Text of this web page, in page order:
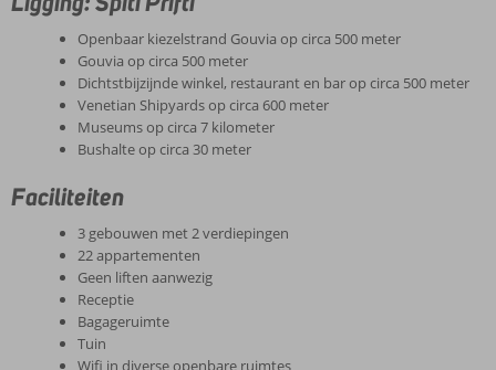
Openbaar kiezelstrand Gouvia op circa 500 meter
Gouvia op circa 500 meter
Dichtstbijzijnde winkel, restaurant en bar op circa 500 meter
Venetian Shipyards op circa 600 meter
Museums op circa 7 kilometer
Bushalte op circa 30 meter
Faciliteiten
3 gebouwen met 2 verdiepingen
22 appartementen
Geen liften aanwezig
Receptie
Bagageruimte
Tuin
Wifi in diverse openbare ruimtes